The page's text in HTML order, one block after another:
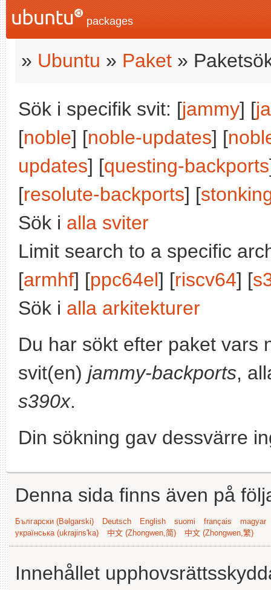
packages
» Ubuntu » Paket »
Sök i specifik svit: [jammy] [
[noble] [noble-updates] [
updates] [questing-backports
[resolute-backports] [
Sök i alla sviter
Limit search to a specific
[armhf] [ppc64el] [riscv64] [
Sök i alla arkitekturer
Du har sökt efter paket vars
svit(en) jammy-backports,
s390x.
Din sökning gav dessvärre
Denna sida finns även på
Български (Bəlgarski) Deutsch English suomi français
magyar
українська (ukrajins'ka)
中文 (Zhongwen,简) 中文 (Zhongwen,繁)
Innehållet